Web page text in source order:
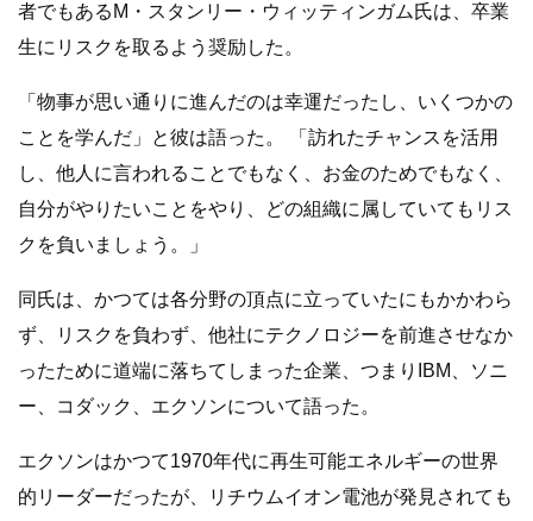
者でもあるM・スタンリー・ウィッティンガム氏は、卒業
生にリスクを取るよう奨励した。
「物事が思い通りに進んだのは幸運だったし、いくつかの
ことを学んだ」と彼は語った。 「訪れたチャンスを活用
し、他人に言われることでもなく、お金のためでもなく、
自分がやりたいことをやり、どの組織に属していてもリス
クを負いましょう。」
同氏は、かつては各分野の頂点に立っていたにもかかわら
ず、リスクを負わず、他社にテクノロジーを前進させなか
ったために道端に落ちてしまった企業、つまりIBM、ソニ
ー、コダック、エクソンについて語った。
エクソンはかつて1970年代に再生可能エネルギーの世界
的リーダーだったが、リチウムイオン電池が発見されても